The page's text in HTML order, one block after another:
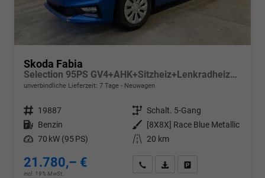
Skoda Fabia
Selection 95PS GV4+AHK+Sitzheiz+Lenkradheiz+Climatronic+Tempomat+PDC
unverbindliche Lieferzeit: 7 Tage Neuwagen
Fahrzeugnr. 19887 Getriebe Schalt. 5-Gang
Kraftstoff Benzin Außenfarbe
[8X8X] Race Blue Metallic
Leistung 70 kW (95 PS) Kilometerstand 20 km
21.780,– €
incl. 19% MwSt.
Wir rufen Sie anPDF-Datei, Fahrzeugexposé